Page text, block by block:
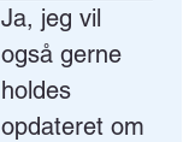
Ja, jeg vil
også gerne
holdes
opdateret om